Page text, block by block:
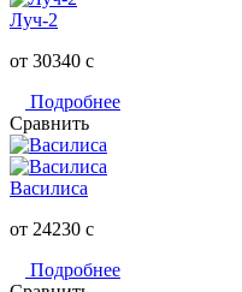
Луч-2
от 30340 c
Подробнее
Сравнить
Василиса
от 24230 c
Подробнее